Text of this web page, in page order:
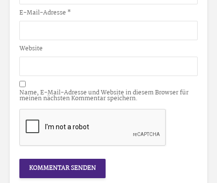
E-Mail-Adresse *
Website
Name, E-Mail-Adresse und Website in diesem Browser für
meinen nächsten Kommentar speichern.